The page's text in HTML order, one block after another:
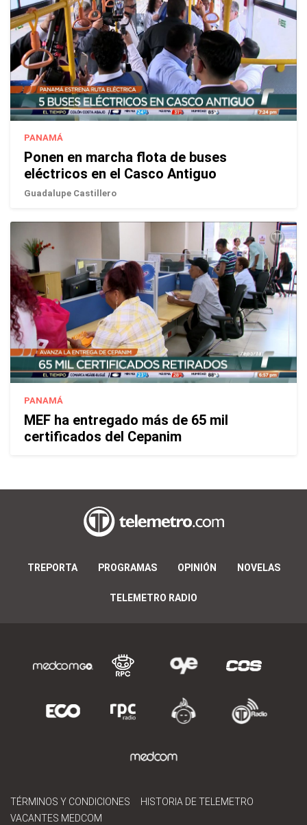
PANAMÁ
Ponen en marcha flota de buses
eléctricos en el Casco Antiguo
Guadalupe Castillero
PANAMÁ
MEF ha entregado más de 65 mil
certificados del Cepanim
TREPORTA PROGRAMAS OPINIÓN NOVELAS
TELEMETRO RADIO
TÉRMINOS Y CONDICIONES
HISTORIA DE TELEMETRO
VACANTES MEDCOM